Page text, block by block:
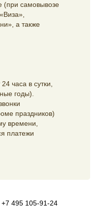
(при самовывозе
а также
часа в сутки,
годы).
праздников)
времени,
платежи
+7 495 105-91-24